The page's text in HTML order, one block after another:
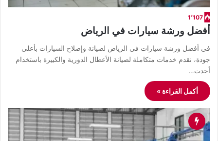
1٬107
أفضل ورشة سيارات في الرياض
في أفضل ورشة سيارات في الرياض لصيانة وإصلاح السيارات بأعلى
جودة، نقدم خدمات متكاملة لصيانة الأعطال الدورية والكبيرة باستخدام
أحدث…
أكمل القراءة »